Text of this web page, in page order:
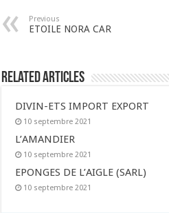
Previous
ETOILE NORA CAR
Related Articles
DIVIN-ETS IMPORT EXPORT
10 septembre 2021
L’AMANDIER
10 septembre 2021
EPONGES DE L’AIGLE (SARL)
10 septembre 2021